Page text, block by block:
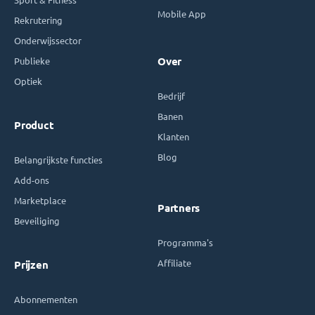
Rekrutering
Onderwijssector
Publieke
Optiek
Product
Belangrijkste functies
Add-ons
Marketplace
Beveiliging
Prijzen
Abonnementen
Mobile App
Over
Bedrijf
Banen
Klanten
Blog
Partners
Programma's
Affiliate